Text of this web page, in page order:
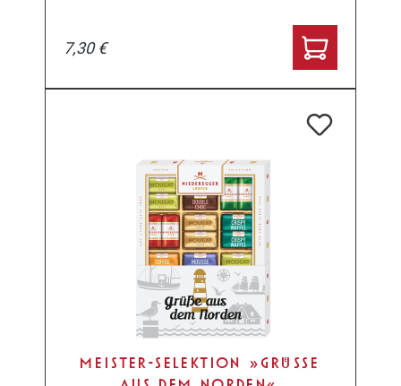
7,30 €
MEISTER-SELEKTION »GRÜSSE